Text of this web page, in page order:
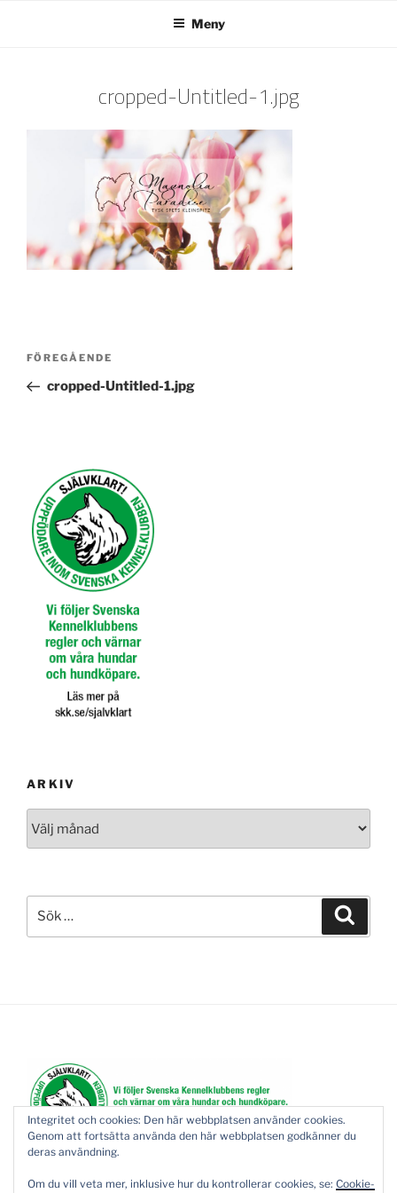
Meny
cropped-Untitled-1.jpg
Inläggsnavigering
Föregående
inlägg
FÖREGÅENDE
cropped-Untitled-1.jpg
ARKIV
efter:
Integritet och cookies: Den här webbplatsen använder cookies.
Genom att fortsätta använda den här webbplatsen godkänner du
deras användning.
Om du vill veta mer, inklusive hur du kontrollerar cookies, se: Cookie-